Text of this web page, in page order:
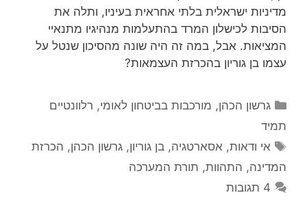
מדיניות ישראלית בלתי אחראית בעיניו, ותלה את
הסיבות לכישלון המרד בהתעלמות מנהיגיו מתנאיי
המציאות. אבל, במה זה היה שונה מהסיכון שנטל על
עצמו בן גוריון בהכרזת העצמאות?
קטגוריות
גרשון הכהן, מורכבות בביטחון לאומי, רלוונטיים
תמיד
תגיות
אי ודאות, אסארטגיה,בן גוריון,גרשון הכהן, הכרזת
המדינה, התהוות, תורת המערכה
4 תגובות